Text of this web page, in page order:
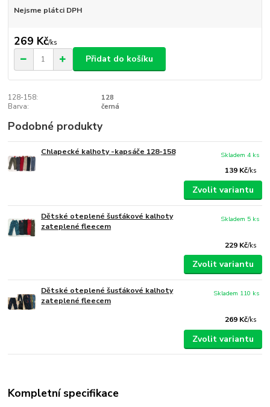
Nejsme plátci DPH
269 Kč/ks
Přidat do košíku
128-158:
128
Barva:
černá
Podobné produkty
Chlapecké kalhoty -kapsáče 128-158
139 Kč/ks
Skladem 4 ks
Zvolit variantu
Dětské oteplené šusťákové kalhoty
zateplené fleecem
229 Kč/ks
Skladem 5 ks
Zvolit variantu
Dětské oteplené šusťákové kalhoty
zateplené fleecem
269 Kč/ks
Skladem 110 ks
Zvolit variantu
Kompletní specifikace